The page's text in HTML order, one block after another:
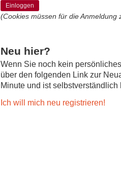
Einloggen
(Cookies müssen für die Anmeldung
Neu hier?
Wenn Sie noch kein
über den folgenden Link zur
Minute und ist selbstverständlich
Ich will mich neu registrieren!